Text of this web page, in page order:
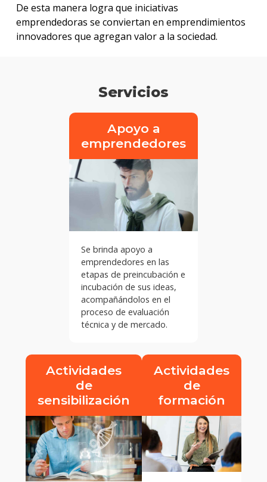
De esta manera logra que iniciativas
emprendedoras se conviertan en emprendimientos
innovadores que agregan valor a la sociedad.
Servicios
Apoyo a
emprendedores
Se brinda apoyo a
emprendedores en las
etapas de preincubación e
incubación de sus ideas,
acompañándolos en el
proceso de evaluación
técnica y de mercado.
Actividades
de
sensibilización
Actividades
de
formación